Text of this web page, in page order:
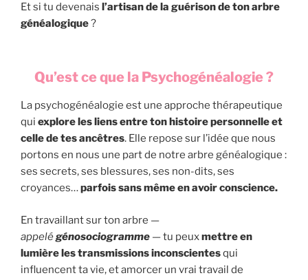
Et si tu devenais l’artisan de la guérison de ton arbre
généalogique?
Qu’est ce que la Psychogénéalogie ?
La psychogénéalogie est une approche thérapeutique
qui explore les liens entre ton histoire personnelle et
celle de tes ancêtres. Elle repose sur l’idée que nous
portons en nous une part de notre arbre généalogique :
ses secrets, ses blessures, ses non-dits, ses
croyances…parfois sans même en avoir conscience.
En travaillant sur ton arbre —
appelégénosociogramme — tu peuxmettre en
lumière les transmissions inconscientesqui
influencent ta vie, et amorcer un vrai travail de